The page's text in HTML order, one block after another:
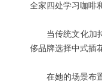
全家四处学习咖啡
当传统文化加
侈品牌选择中式插
在她的场景布